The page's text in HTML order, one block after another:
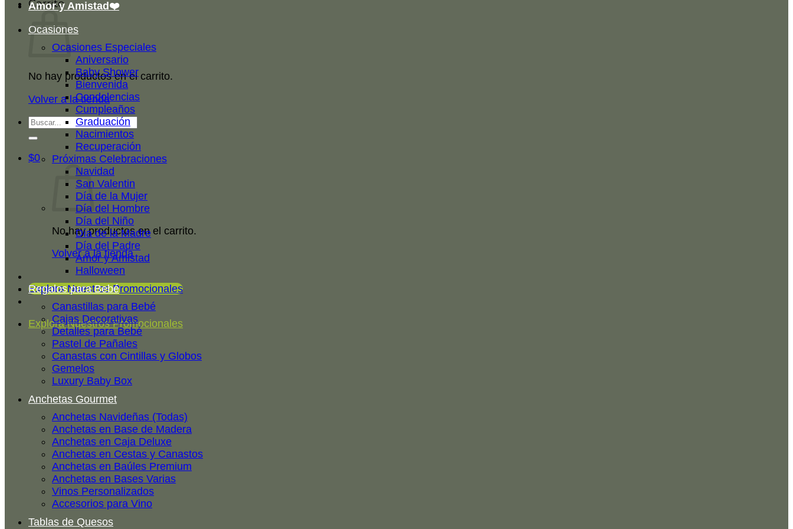
Carrito
No hay productos en el carrito.
Volver a la tienda
Buscar
por:
$0
No hay productos en el carrito.
Volver a la tienda
Explora Nuestros Promocionales
Explora Nuestros Promocionales
Amor y Amistad❤️
Ocasiones
Ocasiones Especiales
Aniversario
Baby Shower
Bienvenida
Condolencias
Cumpleaños
Graduación
Nacimientos
Recuperación
Próximas Celebraciones
Navidad
San Valentin
Día de la Mujer
Día del Hombre
Día del Niño
Día de la Madre
Día del Padre
Amor y Amistad
Halloween
Regalos para Bebé
Canastillas para Bebé
Cajas Decorativas
Detalles para Bebé
Pastel de Pañales
Canastas con Cintillas y Globos
Gemelos
Luxury Baby Box
Anchetas Gourmet
Anchetas Navideñas (Todas)
Anchetas en Base de Madera
Anchetas en Caja Deluxe
Anchetas en Cestas y Canastos
Anchetas en Baúles Premium
Anchetas en Bases Varias
Vinos Personalizados
Accesorios para Vino
Tablas de Quesos